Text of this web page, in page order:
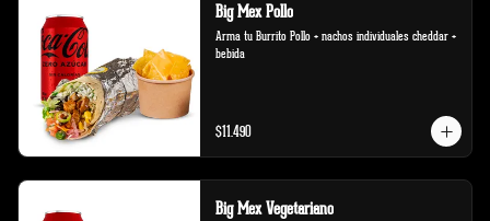
Big Mex Pollo
Arma tu Burrito Pollo + nachos individuales cheddar +
bebida
$11.490
Big Mex Vegetariano